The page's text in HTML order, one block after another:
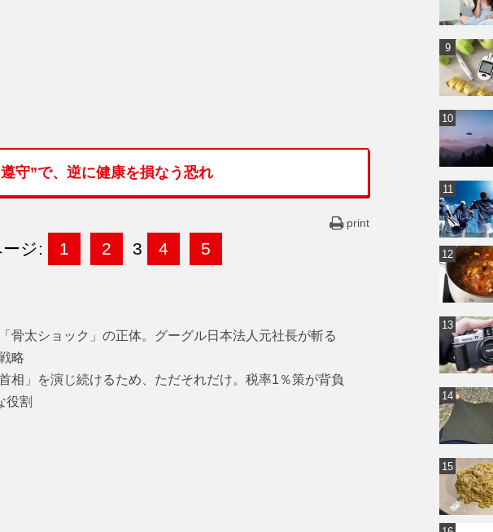
守”で、逆に健康を損なう恐れ
print
ジ: 1 2 3 4 5
骨太ショック」の正体。グーグル日本法人元社長が斬る
略
相」を演じ続けるため、ただそれだけ。税率1％策が背負
役割